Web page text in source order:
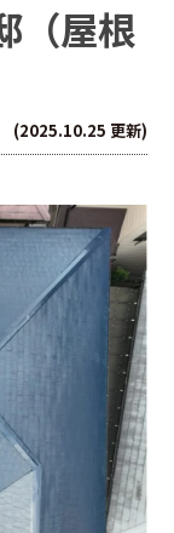
（屋根
(2025.10.25 更新)